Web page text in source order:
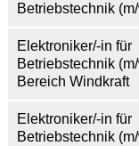
Betriebstechnik
Elektroniker/-in für
Betriebstechnik
Bereich Windkraft
Elektroniker/-in für
Betriebstechnik